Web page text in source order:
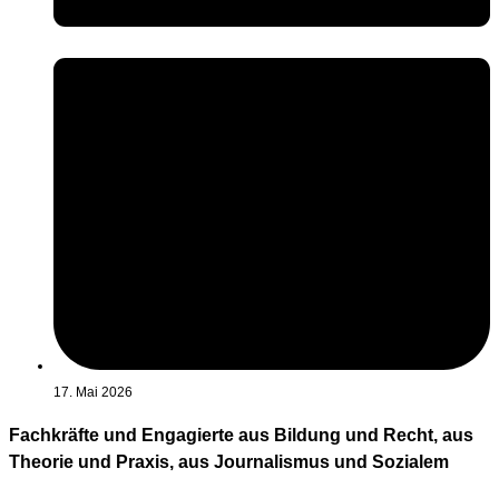
17. Mai 2026
Fachkräfte und Engagierte aus Bildung und Recht, aus
Theorie und Praxis, aus Journalismus und Sozialem